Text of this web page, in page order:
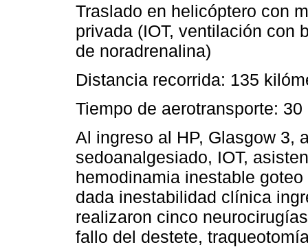
Traslado en helicóptero con
privada (IOT, ventilación con
de noradrenalina)
Distancia recorrida: 135
Tiempo de aerotransporte:
Al ingreso al HP, Glasgow 3,
sedoanalgesiado, IOT,
hemodinamia inestable
dada inestabilidad clínica
realizaron cinco
fallo del destete,